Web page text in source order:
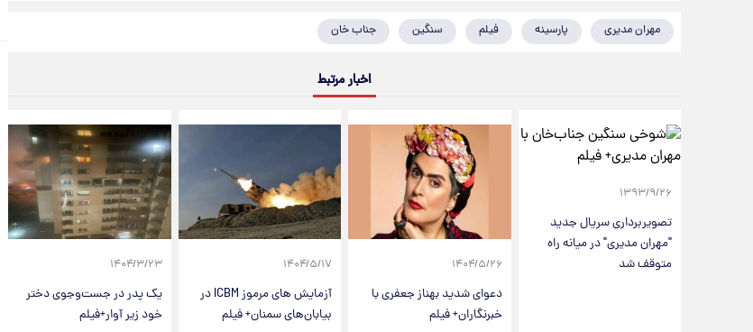
مهران مدیری پارسینه فیلم سنگین جناب خان
اخبار مرتبط
۱۳۹۳/۹/۲۶
تصویربرداری سریال جدید
"مهران مدیری" در میانه راه
متوقف شد
۱۴۰۴/۵/۲۶
دعوای شدید بهناز جعفری با
خبرنگاران+ فیلم
۱۴۰۴/۵/۱۷
آزمایش های مرموز ICBM در
بیابان‌های سمنان+ فیلم
۱۴۰۴/۳/۲۳
یک پدر در جست‌وجوی دختر
خود زیر آوار+فیلم